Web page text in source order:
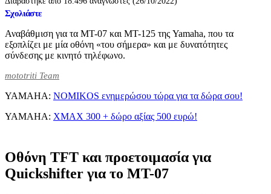
Σχολιάστε
Αναβάθμιση για τα MT-07 και MT-125 της Yamaha, που τα
εξοπλίζει με μία οθόνη «του σήμερα» και με δυνατότητες
σύνδεσης με κινητό τηλέφωνο.
mototriti Team
YAMAHA: NOMIKOS ενημερώσου τώρα για τα δώρα σου!
YAMAHA: XMAX 300 + δώρο αξίας 500 ευρώ!
Οθόνη TFT και προετοιμασία για
Quickshifter για το MT-07